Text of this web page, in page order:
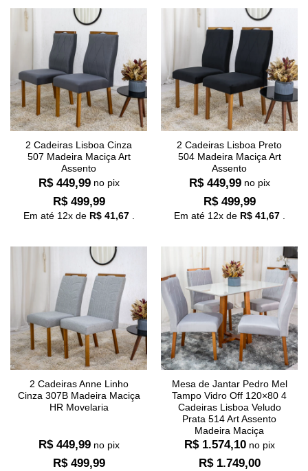
2 Cadeiras Lisboa Cinza
507 Madeira Maciça Art
Assento
R$449,99 no pix
R$499,99
Em até 12x de R$41,67.
2 Cadeiras Lisboa Preto
504 Madeira Maciça Art
Assento
R$449,99 no pix
R$499,99
Em até 12x de R$41,67.
2 Cadeiras Anne Linho
Cinza 307B Madeira Maciça
HR Movelaria
R$449,99 no pix
R$499,99
Mesa de Jantar Pedro Mel
Tampo Vidro Off 120×80 4
Cadeiras Lisboa Veludo
Prata 514 Art Assento
Madeira Maciça
R$1.574,10 no pix
R$1.749,00